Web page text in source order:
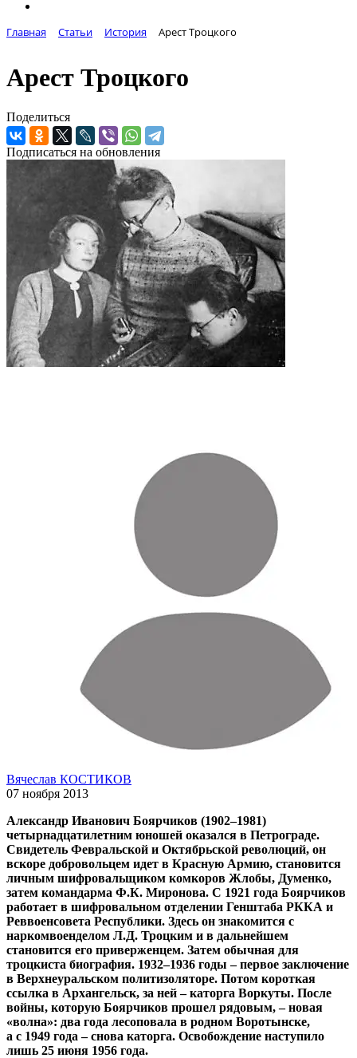
Главная Статьи История Арест Троцкого
Арест Троцкого
Поделиться
Подписаться на обновления
Вячеслав КОСТИКОВ
07 ноября 2013
Александр Иванович Боярчиков (1902–1981)
четырнадцатилетним юношей оказался в Петрограде.
Свидетель Февральской и Октябрьской революций, он
вскоре добровольцем идет в Красную Армию, становится
личным шифровальщиком комкоров Жлобы, Думенко,
затем командарма Ф.К. Миронова. С 1921 года Боярчиков
работает в шифровальном отделении Генштаба РККА и
Реввоенсовета Республики. Здесь он знакомится с
наркомвоенделом Л.Д. Троцким и в дальнейшем
становится его приверженцем. Затем обычная для
троцкиста биография. 1932–1936 годы – первое заключение
в Верхнеуральском политизоляторе. Потом короткая
ссылка в Архангельск, за ней – каторга Воркуты. После
войны, которую Боярчиков прошел рядовым, – новая
«волна»: два года лесоповала в родном Воротынске,
а с 1949 года – снова каторга. Освобождение наступило
лишь 25 июня 1956 года.